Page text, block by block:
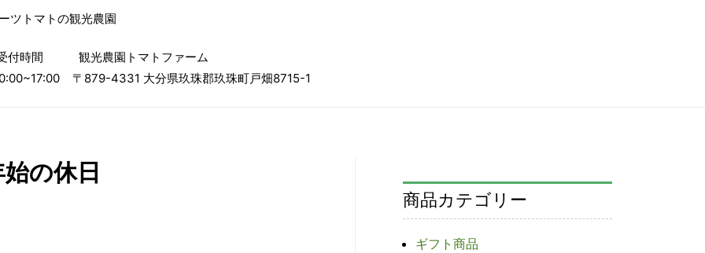
ツトマトの観光農園
付時間
観光農園トマトファーム
〒879-4331 大分県玖珠郡玖珠町戸畑8715-1
の休日
商品カテゴリー
ギフト商品